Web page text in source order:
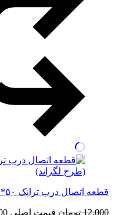
قطعه اتصال درب ترانک ۵۰*۱۰۵ البرز (طرح لگراند)
12,000 تومان